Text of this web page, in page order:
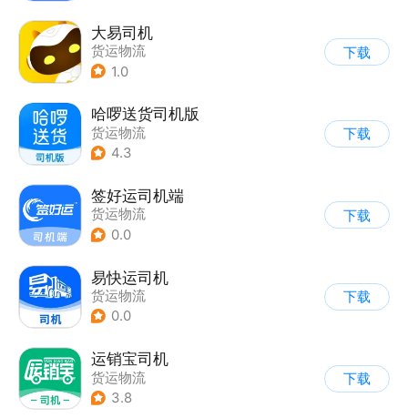
大易司机
货运物流
1.0
下载
哈啰送货司机版
货运物流
4.3
下载
签好运司机端
货运物流
0.0
下载
易快运司机
货运物流
0.0
下载
运销宝司机
货运物流
3.8
下载